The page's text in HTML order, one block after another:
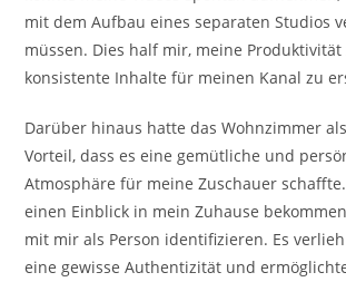
mit dem Aufbau eines separaten Studios
müssen. Dies half mir, meine
konsistente Inhalte für meinen Kanal zu
Darüber hinaus hatte das Wohnzimmer
Vorteil, dass es eine gemütliche und
Atmosphäre für meine Zuschauer
einen Einblick in mein Zuhause
mit mir als Person identifizieren. Es
eine gewisse Authentizität und